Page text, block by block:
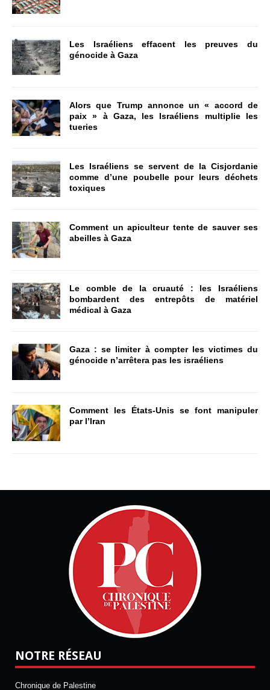
Les Israéliens effacent les preuves du
génocide à Gaza
Alors que Trump annonce un « accord de
paix » à Gaza, les Israéliens multiplie les
tueries
Les Israéliens se servent de la Cisjordanie
comme d’une poubelle pour leurs déchets
toxiques
Comment un apiculteur tente de sauver ses
abeilles à Gaza
Le comble de la cruauté : les Israéliens
bombardent des entrepôts de matériel
médical à Gaza
Gaza : se limiter à compter les victimes du
génocide n’arrêtera pas les israéliens
Comment les États-Unis se font manipuler
par l’Iran
NOTRE RÉSEAU
Chronique de Palestine